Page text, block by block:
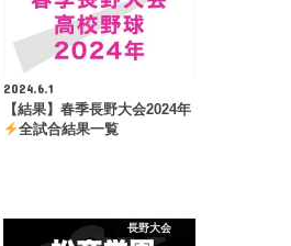
2024.6.1
【結果】春季長野大会2024年
全試合結果一覧
長野大会